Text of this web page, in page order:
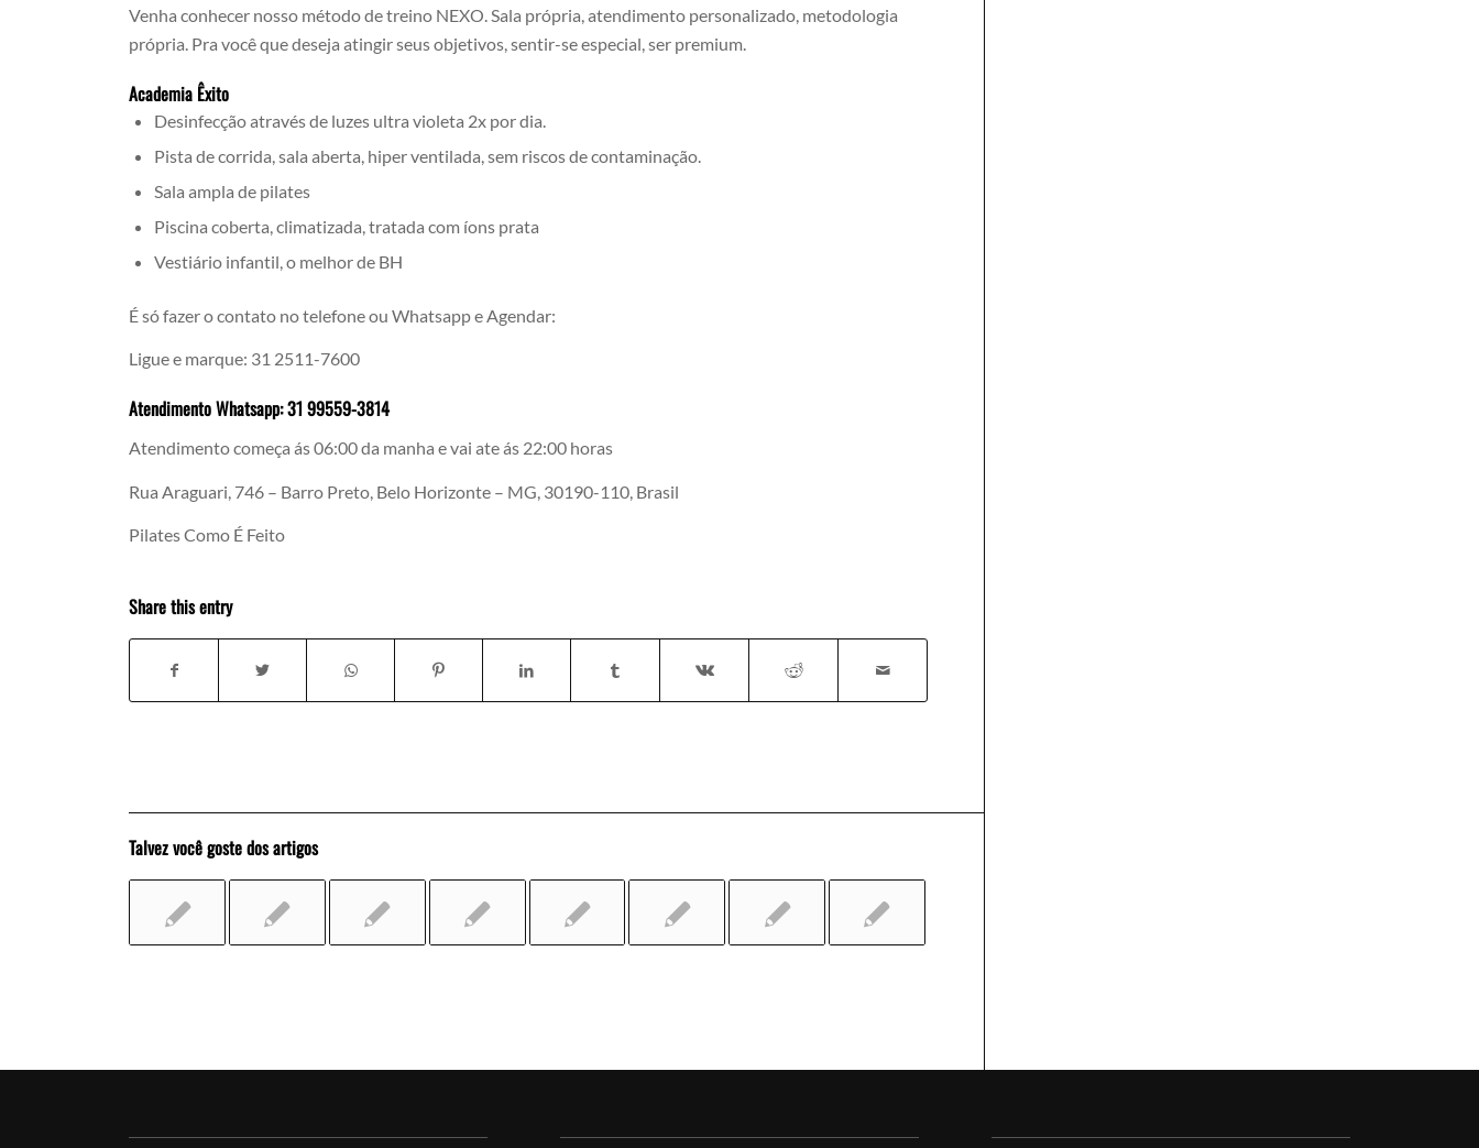
Venha conhecer nosso método de treino NEXO. Sala própria, atendimento personalizado, metodologia
própria. Pra você que deseja atingir seus objetivos, sentir-se especial, ser premium.
Academia Êxito
Desinfecção através de luzes ultra violeta 2x por dia.
Pista de corrida, sala aberta, hiper ventilada, sem riscos de contaminação.
Sala ampla de pilates
Piscina coberta, climatizada, tratada com íons prata
Vestiário infantil, o melhor de BH
É só fazer o contato no telefone ou Whatsapp e Agendar:
Ligue e marque: 31 2511-7600
Atendimento Whatsapp: 31 99559-3814
Atendimento começa ás 06:00 da manha e vai ate ás 22:00 horas
Rua Araguari, 746 – Barro Preto, Belo Horizonte – MG, 30190-110, Brasil
Pilates Como É Feito
Share this entry
Talvez você goste dos artigos